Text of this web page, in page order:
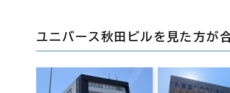
ユニバース秋田ビルを見た方が